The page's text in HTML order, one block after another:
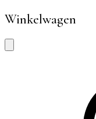
Winkelwagen